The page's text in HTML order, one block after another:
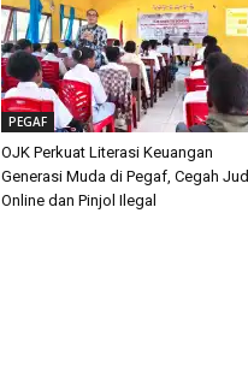
PEGAF
OJK Perkuat Literasi Keuangan
Generasi Muda di Pegaf, Cegah
Online dan Pinjol Ilegal